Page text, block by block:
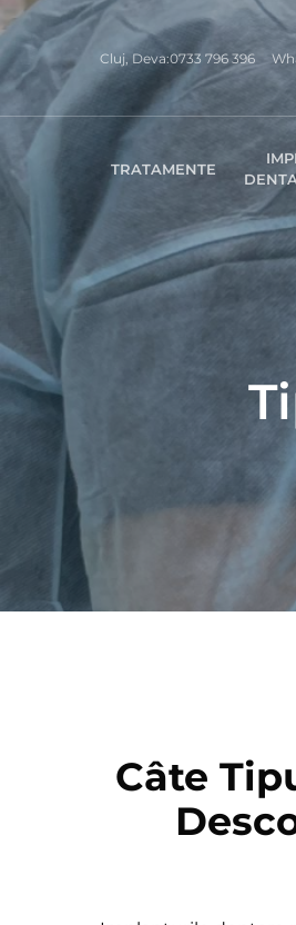
Skip
to
main
content
Cluj, Deva:0733 796 396
TRATAMENTE
Câte